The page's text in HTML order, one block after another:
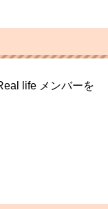
life メンバーを